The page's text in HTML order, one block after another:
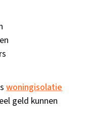
woningisolatie
geld kunnen